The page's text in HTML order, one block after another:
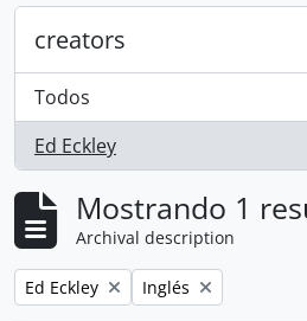
creators
Todos
Ed Eckley
, 1 resultados
Mostrando 1
Archival description
Remove filter:
Ed Eckley Remove filter:
Inglés